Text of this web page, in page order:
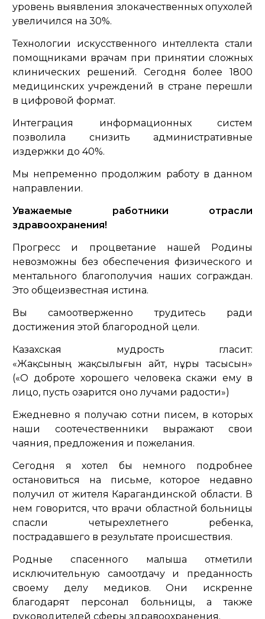
уровень выявления злокачественных опухолей
увеличился на 30%.
Технологии искусственного интеллекта стали
помощниками врачам при принятии сложных
клинических решений. Сегодня более 1800
медицинских учреждений в стране перешли
в цифровой формат.
Интеграция информационных систем
позволила снизить административные
издержки до 40%.
Мы непременно продолжим работу в данном
направлении.
Уважаемые работники отрасли
здравоохранения!
Прогресс и процветание нашей Родины
невозможны без обеспечения физического и
ментального благополучия наших сограждан.
Это общеизвестная истина.
Вы самоотверженно трудитесь ради
достижения этой благородной цели.
Казахская мудрость гласит:
«Жақсының жақсылығын айт, нұры тасысын»
(«О доброте хорошего человека скажи ему в
лицо, пусть озарится оно лучами радости»)
Ежедневно я получаю сотни писем, в которых
наши соотечественники выражают свои
чаяния, предложения и пожелания.
Сегодня я хотел бы немного подробнее
остановиться на письме, которое недавно
получил от жителя Карагандинской области. В
нем говорится, что врачи областной больницы
спасли четырехлетнего ребенка,
пострадавшего в результате происшествия.
Родные спасенного малыша отметили
исключительную самоотдачу и преданность
своему делу медиков. Они искренне
благодарят персонал больницы, а также
руководителей сферы здравоохранения.